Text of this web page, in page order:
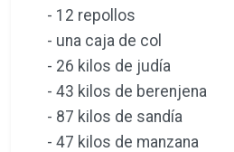
- 12 repollos
- una caja de col
- 26 kilos de judía
- 43 kilos de berenjena
- 87 kilos de sandía
- 47 kilos de manzana